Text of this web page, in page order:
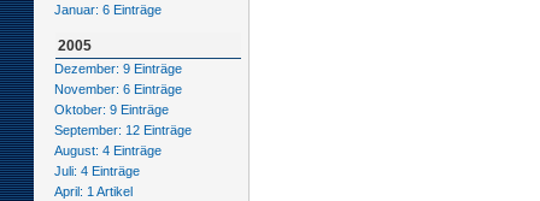
Januar: 6 Einträge
2005
Dezember: 9 Einträge
November: 6 Einträge
Oktober: 9 Einträge
September: 12 Einträge
August: 4 Einträge
Juli: 4 Einträge
April: 1 Artikel